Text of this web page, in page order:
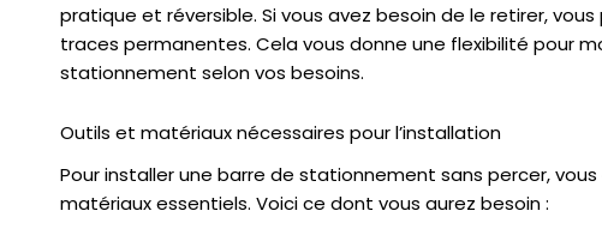
pratique et réversible. Si vous avez besoin de le retirer,
traces permanentes. Cela vous donne une flexibilité pour
stationnement selon vos besoins.
Outils et matériaux nécessaires pour l’installation
Pour installer une barre de stationnement sans percer,
matériaux essentiels. Voici ce dont vous aurez besoin :